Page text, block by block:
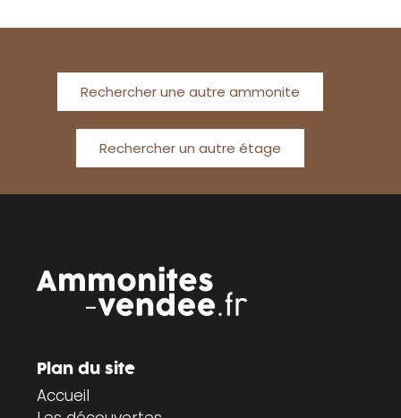
Rechercher une autre ammonite
Rechercher un autre étage
Plan du site
Accueil